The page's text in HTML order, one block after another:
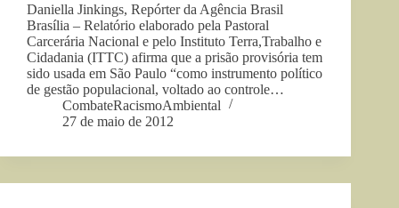
Daniella Jinkings, Repórter da Agência Brasil
Brasília – Relatório elaborado pela Pastoral
Carcerária Nacional e pelo Instituto Terra,Trabalho e
Cidadania (ITTC) afirma que a prisão provisória tem
sido usada em São Paulo “como instrumento político
de gestão populacional, voltado ao controle…
CombateRacismoAmbiental
27 de maio de 2012